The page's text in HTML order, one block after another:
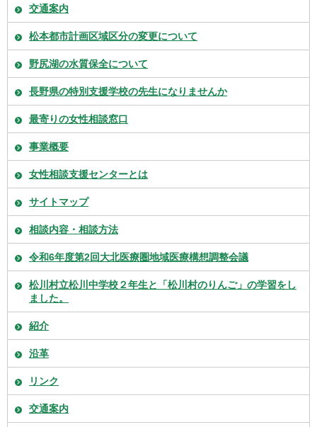
交通案内
松本都市計画区域区分の変更について
野尻湖の水質保全について
長野県の特別支援学校の先生になりませんか
最寄りの女性相談窓口
事業概要
女性相談支援センターとは
サイトマップ
相談内容・相談方法
令和6年度第2回大北医療圏地域医療構想調整会議
松川村立松川中学校２年生と「松川村のりんご」の学習をし
ました。
紹介
沿革
リンク
交通案内